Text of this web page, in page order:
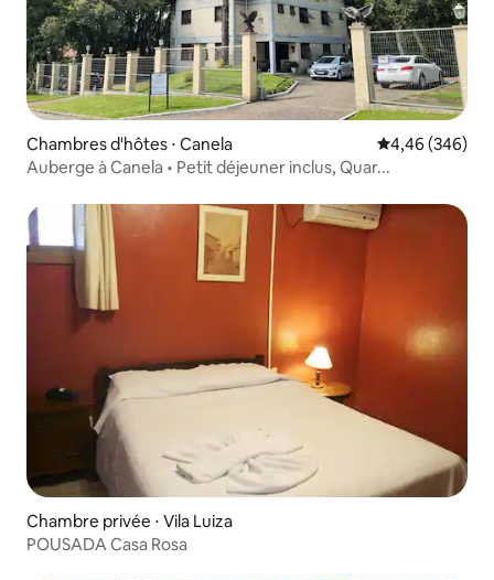
Chambres d'hôtes ⋅ Canela Évaluation
4,46 (346)
Auberge à Canela • Petit déjeuner inclus, Quar...
Chambre privée ⋅ Vila Luiza
POUSADA Casa Rosa